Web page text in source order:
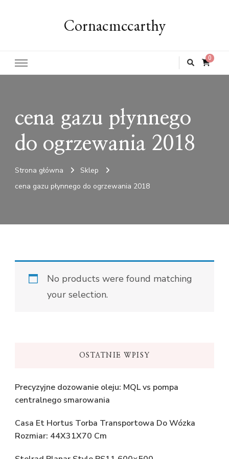
Cornacmccarthy
0
cena gazu płynnego
do ogrzewania 2018
Strona główna
Sklep
cena gazu płynnego do ogrzewania 2018
No products were found matching
your selection.
OSTATNIE WPISY
Precyzyjne dozowanie oleju: MQL vs pompa
centralnego smarowania
Casa Et Hortus Torba Transportowa Do Wózka
Rozmiar: 44X31X70 Cm